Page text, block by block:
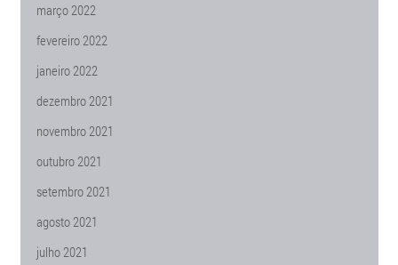
março 2022
fevereiro 2022
janeiro 2022
dezembro 2021
novembro 2021
outubro 2021
setembro 2021
agosto 2021
julho 2021